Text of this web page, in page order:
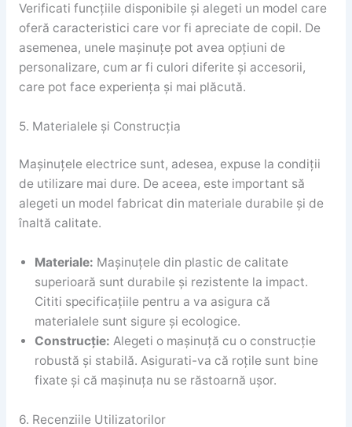
Verificati funcțiile disponibile și alegeti un model care
oferă caracteristici care vor fi apreciate de copil. De
asemenea, unele mașinuțe pot avea opțiuni de
personalizare, cum ar fi culori diferite și accesorii,
care pot face experiența și mai plăcută.
5. Materialele și Construcția
Mașinuțele electrice sunt, adesea, expuse la condiții
de utilizare mai dure. De aceea, este important să
alegeti un model fabricat din materiale durabile și de
înaltă calitate.
Materiale: Mașinuțele din plastic de calitate
superioară sunt durabile și rezistente la impact.
Cititi specificațiile pentru a va asigura că
materialele sunt sigure și ecologice.
Construcție: Alegeti o mașinuță cu o construcție
robustă și stabilă. Asigurati-va că roțile sunt bine
fixate și că mașinuța nu se răstoarnă ușor.
6. Recenziile Utilizatorilor